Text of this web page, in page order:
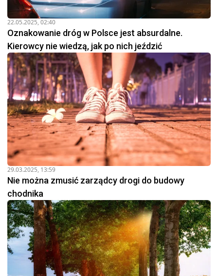
22.05.2025, 02:40
Oznakowanie dróg w Polsce jest absurdalne.
Kierowcy nie wiedzą, jak po nich jeździć
29.03.2025, 13:59
Nie można zmusić zarządcy drogi do budowy
chodnika